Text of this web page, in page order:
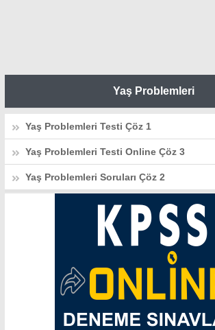
Yaş Problemleri
Yaş Problemleri Testi Çöz 1
Yaş Problemleri Testi Online Çöz 3
Yaş Problemleri Soruları Çöz 2